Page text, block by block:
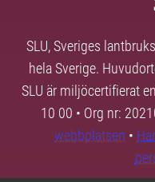
SLU, Sveriges
hela Sverige.
SLU är miljöcertifierat
10 00 • Org nr:
webbplatsen •